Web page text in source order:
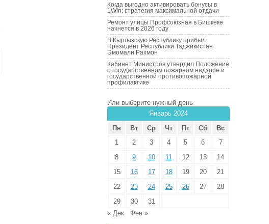
Когда выгодно активировать бонусы в
1Win: стратегия максимальной отдачи
Ремонт улицы Профсоюзная в Бишкеке
начнется в 2026 году
В Кыргызскую Республику прибыл
Президент Республики Таджикистан
Эмомали Рахмон
Кабинет Министров утвердил Положение
о государственном пожарном надзоре и
государственной противопожарной
профилактике
Или выберите нужный день
Январь 2024
Пн
Вт Ср Чт Пт Сб
Вс
1
2 3 4 5 6
7
8
9 10 11 12 13
14
15
16 17 18 19 20
21
22
23 24 25 26 27
28
29
30
31
« Дек
Фев »